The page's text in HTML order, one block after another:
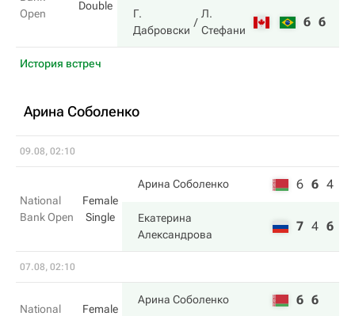
Open
Double
Г.
Дабровски
Л.
Стефани
6 6
История встреч
Арина Соболенко
09.08, 02:10
National
Bank Open
Female
Single
Арина Соболенко 6 6 4
Екатерина
Александрова
7 4 6
07.08, 02:10
National
Female
Арина Соболенко 6 6